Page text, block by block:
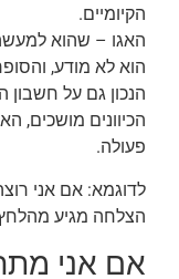
הקיומיים.
האגו – שהוא
הוא לא מודע,
הנכון גם על חשבון
הכיוונים מושכים,
פעולה.
לדוגמא: אם אני
הצלחה מגיע
אם אני